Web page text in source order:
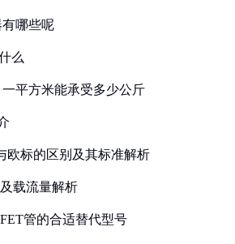
哪些呢
么
平方米能承受多少公斤
欧标的区别及其标准解析
载流量解析
管的合适替代型号